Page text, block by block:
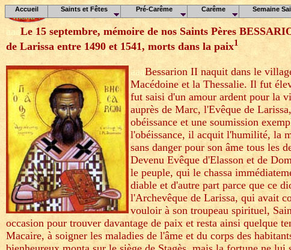
aaaLe 15 septembre, mémoire de nos Saints Pères
de Larissa entre 1490 et 1541, morts dans la paix1
aaaBessarion II naquit dans le
Macédoine et la Thessalie. Il fut
fut saisi d'un amour ardent pour la
auprès de Marc, l'Evêque de
obéissance et une soumission
l'obéissance, il acquit l'humilité, la
sans danger pour son âme tous les
Devenu Evêque d'Elasson et de
le peuple, qui le chassa
diable et d'autre part parce que ce
l'Archevêque de Larissa, qui avait
vouloir à son troupeau spirituel,
occasion pour trouver davantage de paix et resta ainsi quelque
Macaire, à soigner les maladies de l'âme et du corps des
Accueil Saints et Fêtes Pré-Carême Carême Semaine